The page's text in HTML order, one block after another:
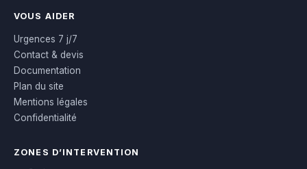
VOUS AIDER
Urgences 7 j/7
Contact & devis
Documentation
Plan du site
Mentions légales
Confidentialité
ZONES D’INTERVENTION